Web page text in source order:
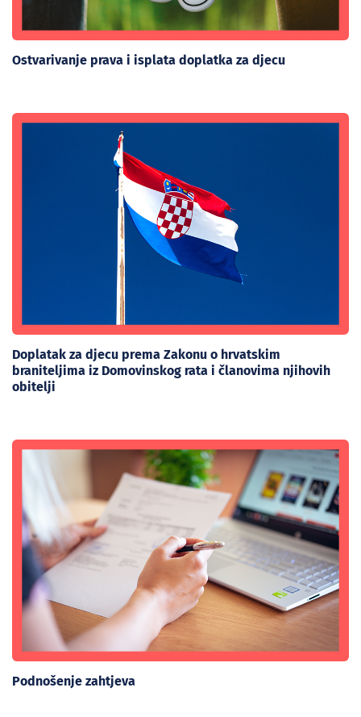
Ostvarivanje prava i isplata doplatka za djecu
Doplatak za djecu prema Zakonu o hrvatskim
braniteljima iz Domovinskog rata i članovima njihovih
obitelji
Podnošenje zahtjeva